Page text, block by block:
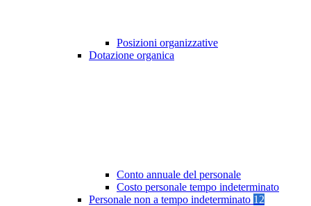
Posizioni organizzative
Dotazione organica
Conto annuale del personale
Costo personale tempo indeterminato
Personale non a tempo indeterminato 12